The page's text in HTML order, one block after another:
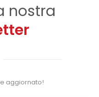
nostra
aggiornato!